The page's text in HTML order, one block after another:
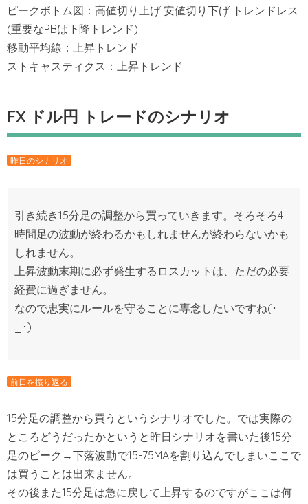
ピークボトム図：高値切り上げ 安値切り下げ トレンドレス
(重要なPBは下降トレンド)
移動平均線：上昇トレンド
ストキャスティクス：上昇トレンド
FX ドル円 トレードのシナリオ
昨日のシナリオ
引き続き15分足の調整から買っていきます。そろそろ4
時間足の波動が終わるかもしれませんが終わらないかも
しれません。
上昇波動末期に必ず発生するロスカットは、ただの必要
経費に過ぎません。
なので忠実にルールを守ることに専念したいですね(･
_･)
前日を振り返る
15分足の調整から買うというシナリオでした。では実際の
ところどうだったかというと昨日シナリオを書いた後15分
足のピーク→下落波動で15-75MAを割り込んでしまいここで
は買うことは出来ません。
その後また15分足は急に戻して上昇するのですがここは何